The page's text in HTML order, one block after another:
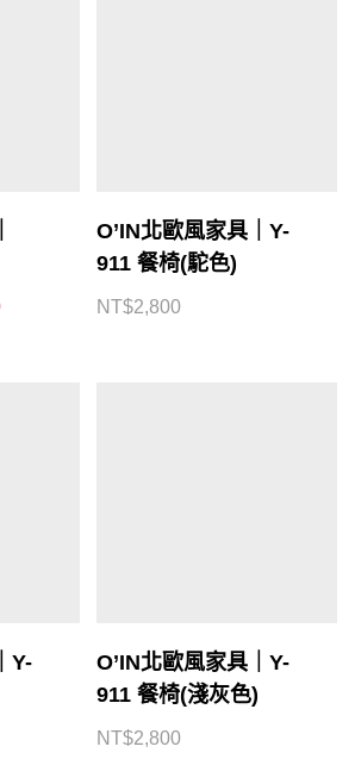
O’IN北歐風家具｜Y-
911 餐椅(駝色)
NT$2,800
Y-
O’IN北歐風家具｜Y-
911 餐椅(淺灰色)
NT$2,800